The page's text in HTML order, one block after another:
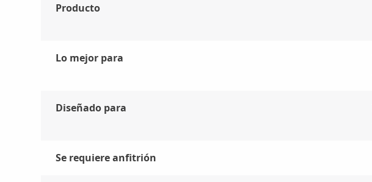
Producto
Lo mejor para
Diseñado para
Se requiere anfitrión